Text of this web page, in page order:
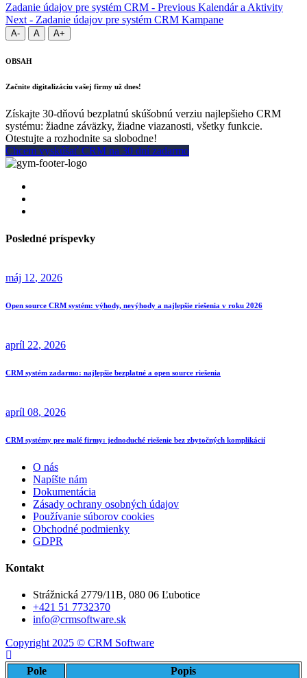
Zadanie údajov pre systém CRM - Previous Kalendár a Aktivity
Next - Zadanie údajov pre systém CRM Kampane
A- A A+
OBSAH
Začnite digitalizáciu vašej firmy už dnes!
Získajte 30-dňovú bezplatnú skúšobnú verziu najlepšieho CRM
systému: žiadne záväzky, žiadne viazanosti, všetky funkcie.
Otestujte a rozhodnite sa slobodne!
Chcem vyskúšať CRM na 30 dní zadarmo
Posledné príspevky
máj 12, 2026
Open source CRM systém: výhody, nevýhody a najlepšie riešenia v roku 2026
apríl 22, 2026
CRM systém zadarmo: najlepšie bezplatné a open source riešenia
apríl 08, 2026
CRM systémy pre malé firmy: jednoduché riešenie bez zbytočných komplikácií
O nás
Napíšte nám
Dokumentácia
Zásady ochrany osobných údajov
Používanie súborov cookies
Obchodné podmienky
GDPR
Kontakt
Strážnická 2779/11B, 080 06 Ľubotice
+421 51 7732370
info@crmsoftware.sk
Copyright 2025 © CRM Software
Pole Popis